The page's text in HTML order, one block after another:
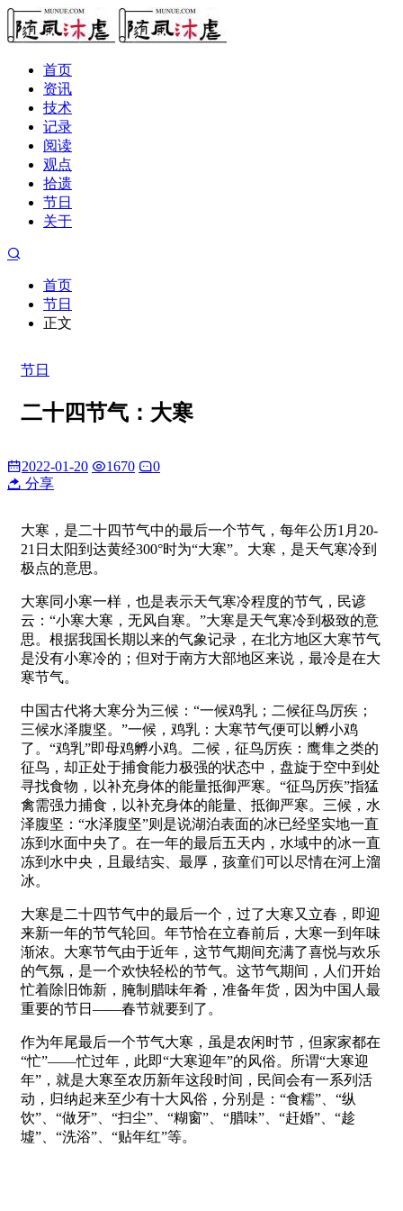
首页
资讯
技术
记录
阅读
观点
拾遗
节日
关于
首页
节日
正文
节日
二十四节气：大寒
2022-01-20 1670
0
分享
大寒，是二十四节气中的最后一个节气，每年公历1月20-
21日太阳到达黄经300°时为“大寒”。大寒，是天气寒冷到
极点的意思。
大寒同小寒一样，也是表示天气寒冷程度的节气，民谚
云：“小寒大寒，无风自寒。”大寒是天气寒冷到极致的意
思。根据我国长期以来的气象记录，在北方地区大寒节气
是没有小寒冷的；但对于南方大部地区来说，最冷是在大
寒节气。
中国古代将大寒分为三候：“一候鸡乳；二候征鸟厉疾；
三候水泽腹坚。”一候，鸡乳：大寒节气便可以孵小鸡
了。“鸡乳”即母鸡孵小鸡。二候，征鸟厉疾：鹰隼之类的
征鸟，却正处于捕食能力极强的状态中，盘旋于空中到处
寻找食物，以补充身体的能量抵御严寒。“征鸟厉疾”指猛
禽需强力捕食，以补充身体的能量、抵御严寒。三候，水
泽腹坚：“水泽腹坚”则是说湖泊表面的冰已经坚实地一直
冻到水面中央了。在一年的最后五天内，水域中的冰一直
冻到水中央，且最结实、最厚，孩童们可以尽情在河上溜
冰。
大寒是二十四节气中的最后一个，过了大寒又立春，即迎
来新一年的节气轮回。年节恰在立春前后，大寒一到年味
渐浓。大寒节气由于近年，这节气期间充满了喜悦与欢乐
的气氛，是一个欢快轻松的节气。这节气期间，人们开始
忙着除旧饰新，腌制腊味年肴，准备年货，因为中国人最
重要的节日——春节就要到了。
作为年尾最后一个节气大寒，虽是农闲时节，但家家都在
“忙”——忙过年，此即“大寒迎年”的风俗。所谓“大寒迎
年”，就是大寒至农历新年这段时间，民间会有一系列活
动，归纳起来至少有十大风俗，分别是：“食糯”、“纵
饮”、“做牙”、“扫尘”、“糊窗”、“腊味”、“赶婚”、“趁
墟”、“洗浴”、“贴年红”等。